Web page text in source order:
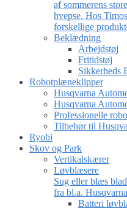
af sommerens
hvepse. Hos
forskellige
Beklædning
Arbejdstøj
Fritidstøj
Sikkerheds
Robotplæneklipper
Husqvarna
Husqvarna
Professionelle
Tilbehør til
Ryobi
Skov og Park
Vertikalskærer
Løvblæsere
Sug eller blæs
fra bl.a.
Batteri